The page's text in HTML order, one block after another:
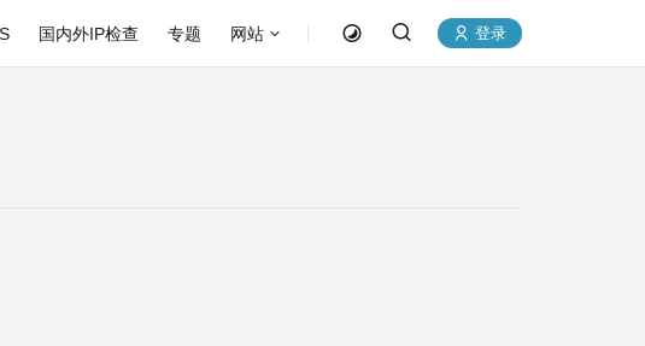
国内外IP检查 专题 网站 登录